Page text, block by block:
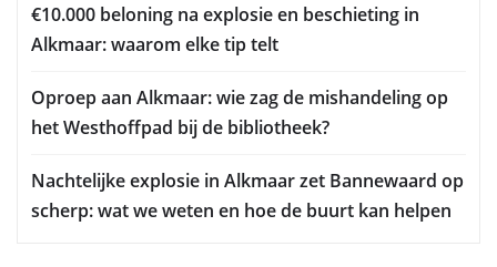
€10.000 beloning na explosie en beschieting in
Alkmaar: waarom elke tip telt
Oproep aan Alkmaar: wie zag de mishandeling op
het Westhoffpad bij de bibliotheek?
Nachtelijke explosie in Alkmaar zet Bannewaard op
scherp: wat we weten en hoe de buurt kan helpen